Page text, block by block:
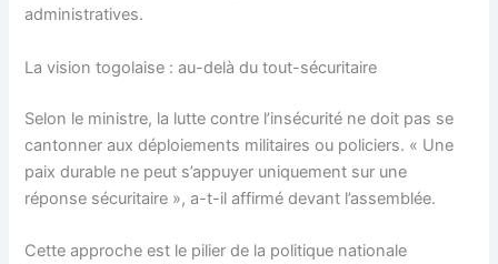
administratives.
La vision togolaise : au-delà du tout-sécuritaire
Selon le ministre, la lutte contre l’insécurité ne doit pas se
cantonner aux déploiements militaires ou policiers. « Une
paix durable ne peut s’appuyer uniquement sur une
réponse sécuritaire », a-t-il affirmé devant l’assemblée.
Cette approche est le pilier de la politique nationale